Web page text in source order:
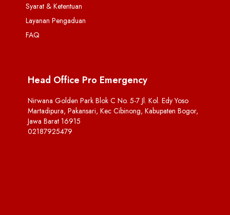
Syarat & Ketentuan
Layanan Pengaduan
FAQ
Head Office Pro Emergency
Nirwana Golden Park Blok C No. 5-7 Jl. Kol. Edy Yoso
Martadipura, Pakansari, Kec Cibinong, Kabupaten Bogor,
Jawa Barat 16915
02187925479